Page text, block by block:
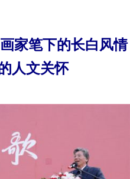
家笔下的长白风情
人文关怀